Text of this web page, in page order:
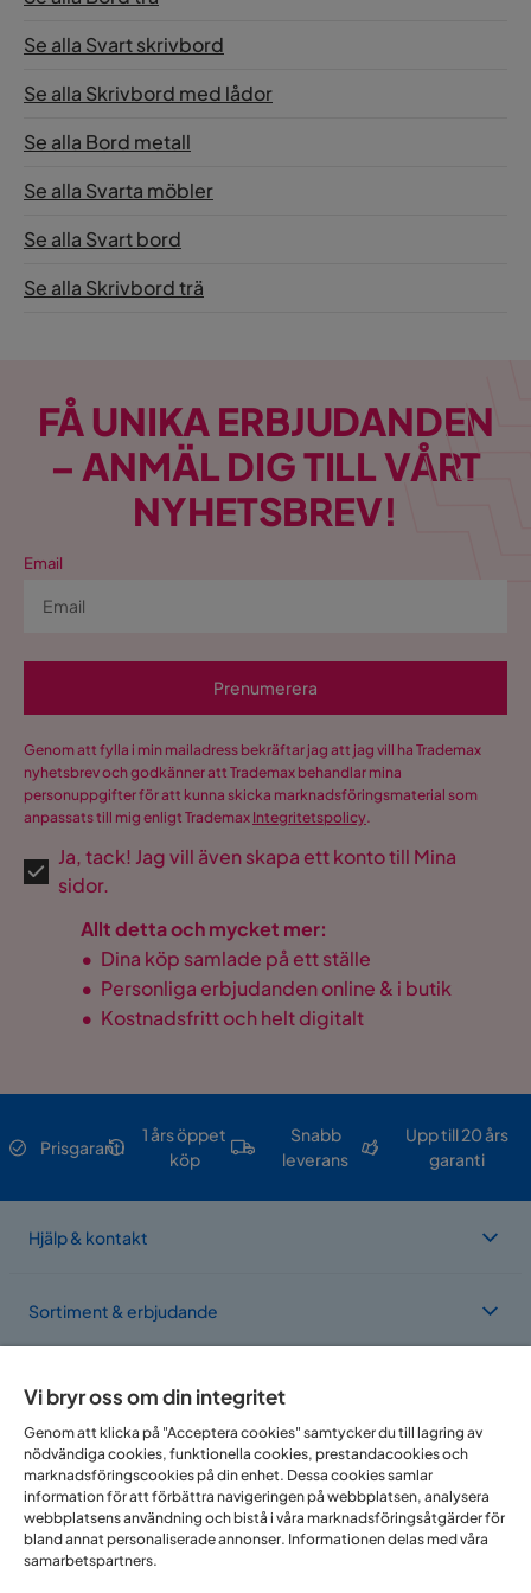
Se alla Svart skrivbord
Se alla Skrivbord med lådor
Se alla Bord metall
Se alla Svarta möbler
Se alla Svart bord
Se alla Skrivbord trä
FÅ UNIKA ERBJUDANDEN
– ANMÄL DIG TILL VÅRT
NYHETSBREV!
Email
Prenumerera
Genom att fylla i min mailadress bekräftar jag att jag vill ha Trademax
nyhetsbrev och godkänner att Trademax behandlar mina
personuppgifter för att kunna skicka marknadsföringsmaterial som
anpassats till mig enligt Trademax Integritetspolicy.
Ja, tack! Jag vill även skapa ett konto till Mina
sidor.
Allt detta och mycket mer:
• Dina köp samlade på ett ställe
• Personliga erbjudanden online & i butik
• Kostnadsfritt och helt digitalt
Prisgaranti
1 års öppet
köp
Snabb
leverans
Upp till 20 års
garanti
Hjälp & kontakt
Sortiment & erbjudande
Om Trademax
Vi finns i flera länder
Vi bryr oss om din integritet
Genom att klicka på "Acceptera cookies" samtycker du till lagring av
nödvändiga cookies, funktionella cookies, prestandacookies och
marknadsföringscookies på din enhet. Dessa cookies samlar
information för att förbättra navigeringen på webbplatsen, analysera
webbplatsens användning och bistå i våra marknadsföringsåtgärder för
bland annat personaliserade annonser. Informationen delas med våra
samarbetspartners.